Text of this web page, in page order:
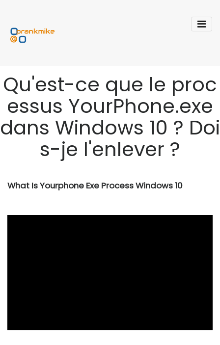
Qu'est-ce que le proc
essus YourPhone.exe
dans Windows 10 ? Doi
s-je l'enlever ?
What Is Yourphone Exe Process Windows 10